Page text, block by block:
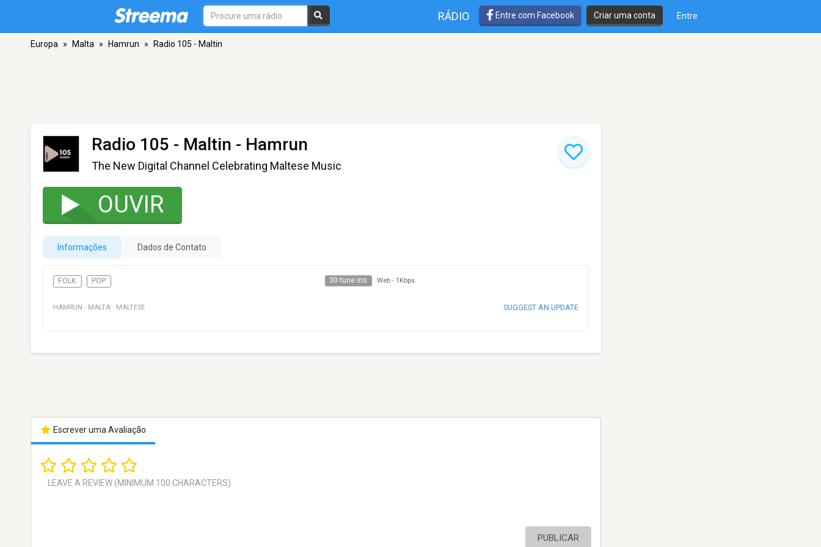
RÁDIO Entre com Facebook Criar uma conta Entre
Europa » Malta » Hamrun » Radio 105 - Maltin
Radio 105 - Maltin - Hamrun
The New Digital Channel Celebrating Maltese Music
OUVIR
Informações Dados de Contato
FOLK POP 30 tune ins Web - 1Kbps
HAMRUN · MALTA · MALTESE SUGGEST AN UPDATE
Escrever uma Avaliação
PUBLICAR